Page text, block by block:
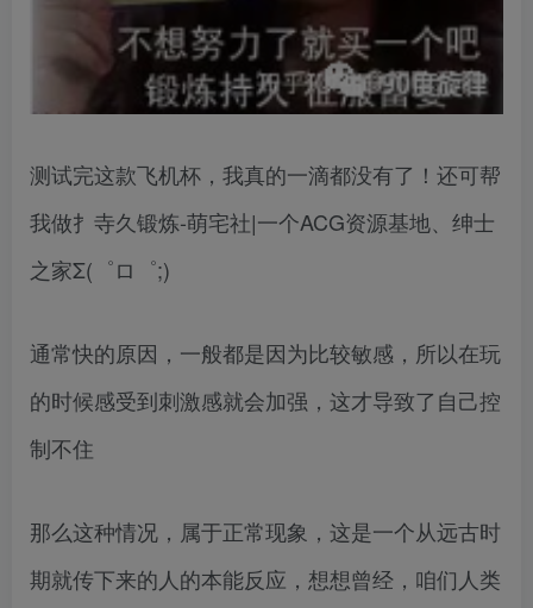
测试完这款飞机杯，我真的一滴都没有了！还可帮
我做扌寺久锻炼-萌宅社|一个ACG资源基地、绅士
之家Σ(゜ロ゜;)
通常快的原因，一般都是因为比较敏感，所以在玩
的时候感受到刺激感就会加强，这才导致了自己控
制不住
那么这种情况，属于正常现象，这是一个从远古时
期就传下来的人的本能反应，想想曾经，咱们人类